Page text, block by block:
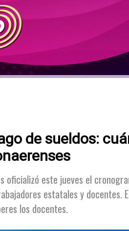
de sueldos:
oficializó este jueves el
estatales y docentes.
los docentes.